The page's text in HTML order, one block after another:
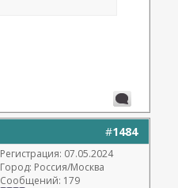
#1484
Регистрация: 07.05.2024
Город: Россия/Москва
Сообщений: 179